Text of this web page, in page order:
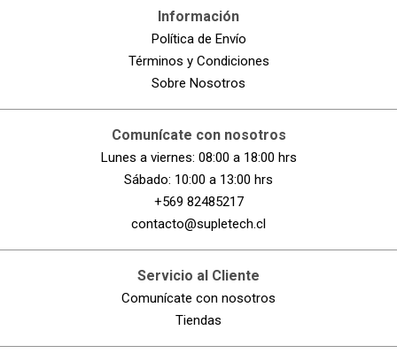
Información
Política de Envío
Términos y Condiciones
Sobre Nosotros
Comunícate con nosotros
Lunes a viernes: 08:00 a 18:00 hrs
Sábado: 10:00 a 13:00 hrs
+569 82485217
contacto@supletech.cl
Servicio al Cliente
Comunícate con nosotros
Tiendas